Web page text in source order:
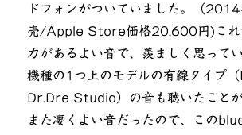
ドフォンがついていました。（
売/Apple Store価格20,600円)これ
力があるよい音で、羨ましく思って
機種の1つ上のモデルの有線タイプ
Dr.Dre Studio）の音も聴いたこと
また凄くよい音だったので、この